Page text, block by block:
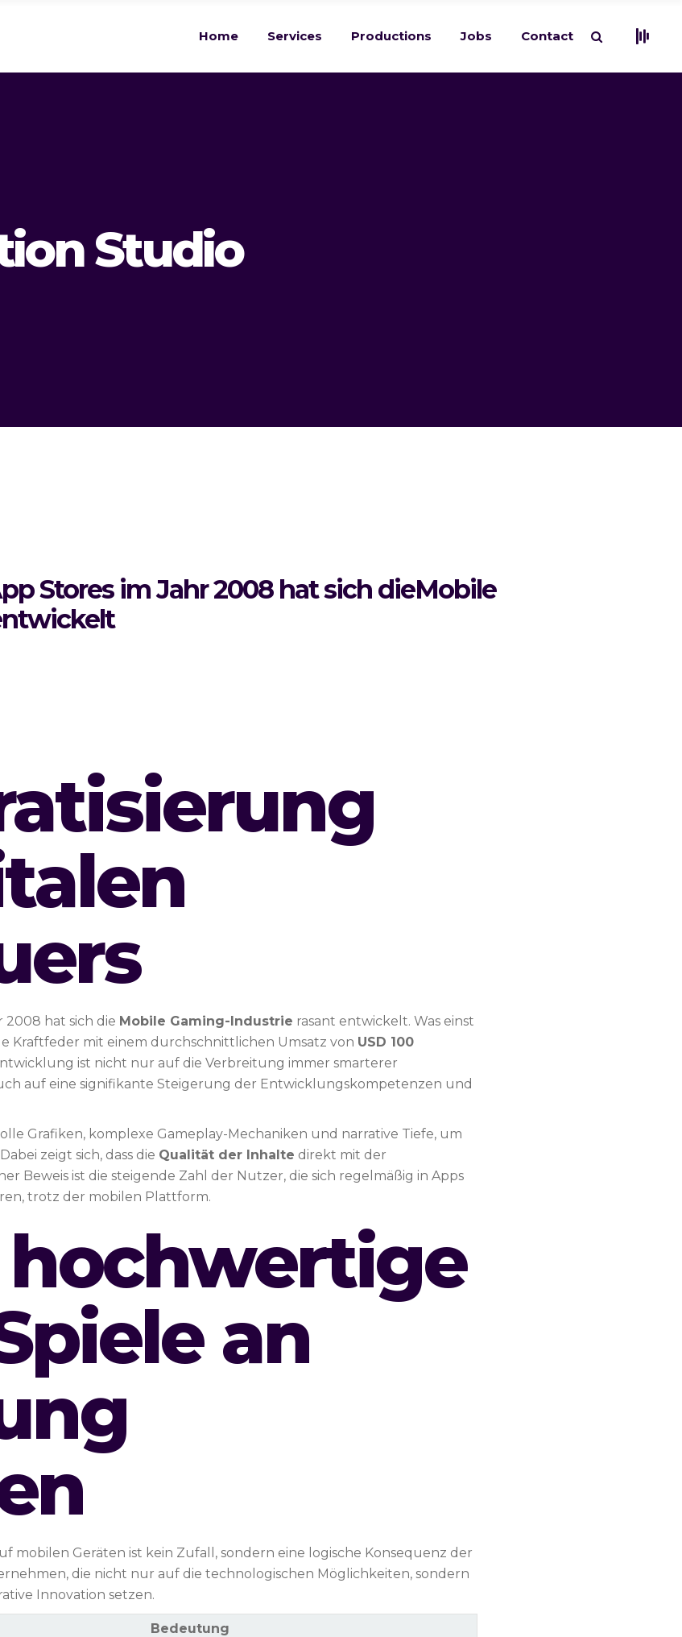
Home Services Productions Jobs Contact
Studio
Stores im Jahr 2008 hat sich dieMobile
2008 hat sich die Mobile Gaming-Industrie rasant entwickelt. Was einst
Kraftfeder mit einem durchschnittlichen Umsatz von USD 100
ist nicht nur auf die Verbreitung immer smarterer
auf eine signifikante Steigerung der Entwicklungskompetenzen und
Grafiken, komplexe Gameplay-Mechaniken und narrative Tiefe, um
zeigt sich, dass die Qualität der Inhalte direkt mit der
Beweis ist die steigende Zahl der Nutzer, die sich regelmäßig in Apps
trotz der mobilen Plattform.
an
mobilen Geräten ist kein Zufall, sondern eine logische Konsequenz der
die nicht nur auf die technologischen Möglichkeiten, sondern
Innovation setzen.
Bedeutung